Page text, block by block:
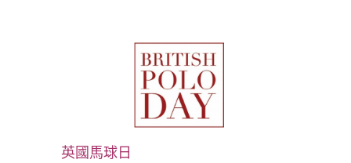
英國馬球日